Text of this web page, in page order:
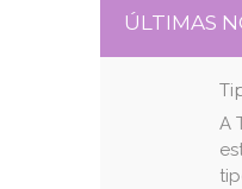
ÚLTIMAS
A